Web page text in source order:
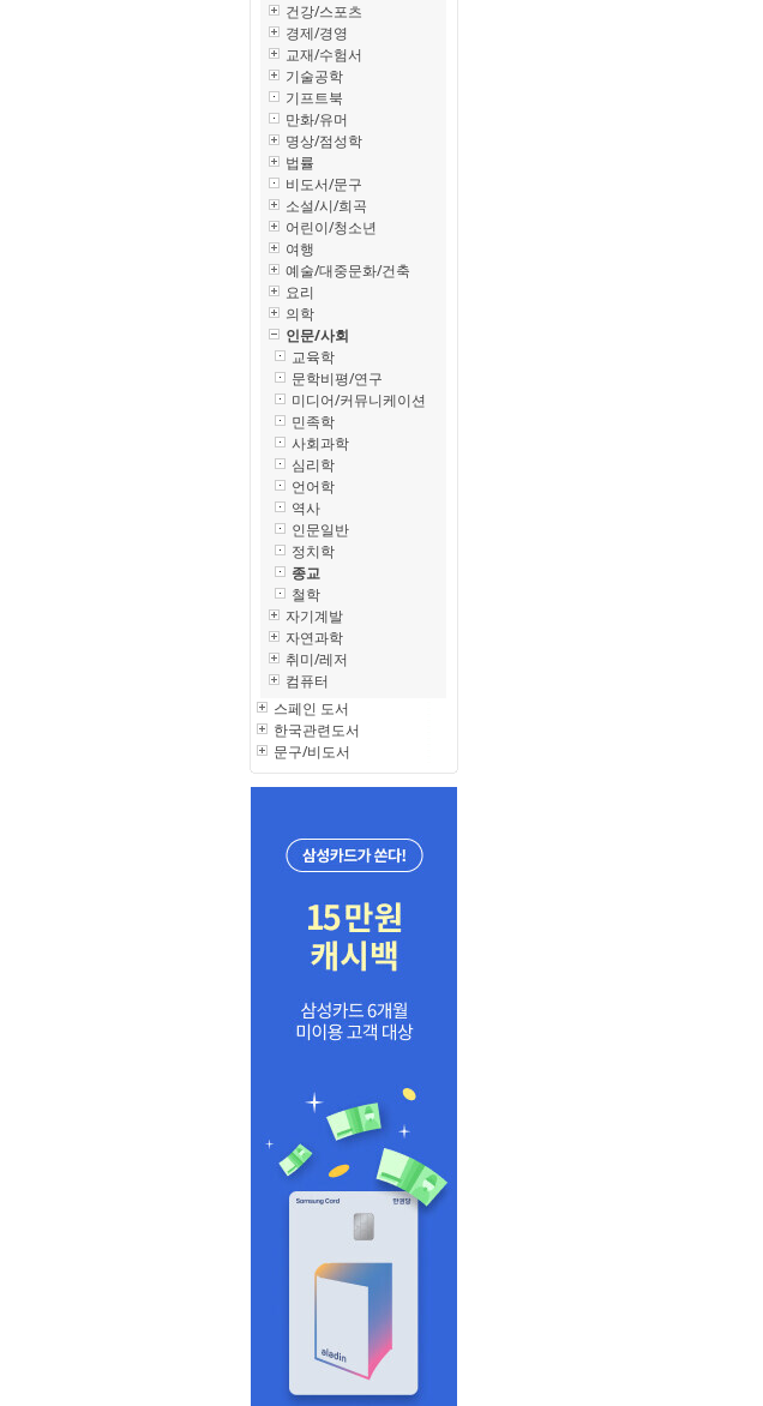
건강/스포츠
경제/경영
교재/수험서
기술공학
기프트북
만화/유머
명상/점성학
법률
비도서/문구
소설/시/희곡
어린이/청소년
여행
예술/대중문화/건축
요리
의학
인문/사회
교육학
문학비평/연구
미디어/커뮤니케이션
민족학
사회과학
심리학
언어학
역사
인문일반
정치학
종교
철학
자기계발
자연과학
취미/레저
컴퓨터
스페인 도서
한국관련도서
문구/비도서